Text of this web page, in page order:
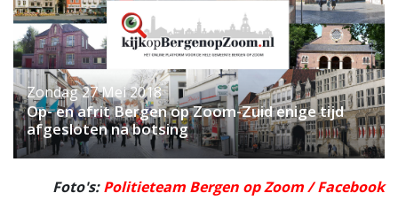
Zondag 27 Mei 2018
Op- en afrit Bergen op Zoom-Zuid enige tijd
afgesloten na botsing
Foto's:Politieteam Bergen op Zoom / Facebook